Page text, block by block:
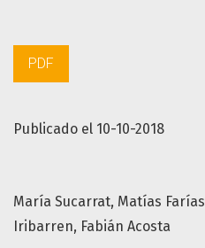
Publicado el 10-10-2018
PDF
María Sucarrat Matías Farías
Iribarren
Fabián Acosta